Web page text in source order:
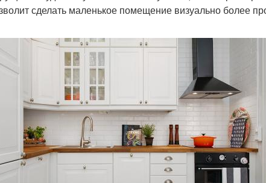
сделать маленькое помещение визуально более